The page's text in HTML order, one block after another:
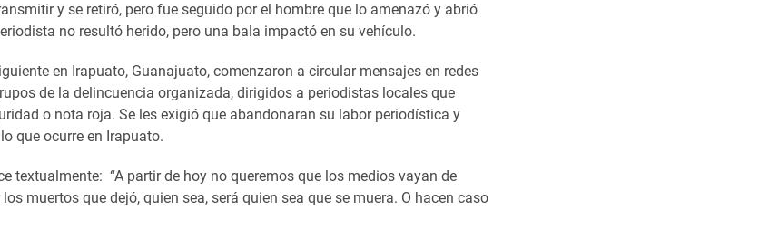
y se retiró, pero fue seguido por el hombre que lo amenazó y abrió
no resultó herido, pero una bala impactó en su vehículo.
en Irapuato, Guanajuato, comenzaron a circular mensajes en redes
de la delincuencia organizada, dirigidos a periodistas locales que
o nota roja. Se les exigió que abandonaran su labor periodística y
que ocurre en Irapuato.
textualmente: “A partir de hoy no queremos que los medios vayan de
muertos que dejó, quien sea, será quien sea que se muera. O hacen caso